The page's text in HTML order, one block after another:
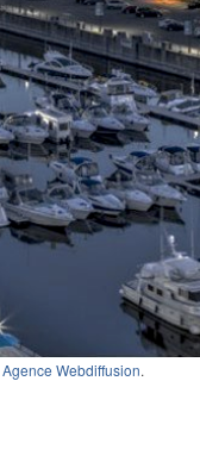
Agence Webdiffusion.